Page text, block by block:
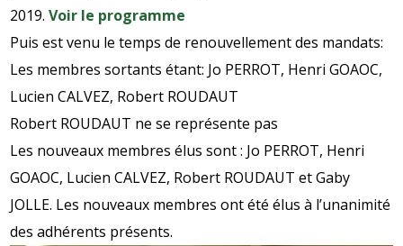
2019.Voir le programme
Puis est venu le temps de renouvellement des mandats:
Les membres sortants étant: Jo PERROT, Henri GOAOC,
Lucien CALVEZ, Robert ROUDAUT
Robert ROUDAUT ne se représente pas
Les nouveaux membres élus sont : Jo PERROT, Henri
GOAOC, Lucien CALVEZ, Robert ROUDAUT et Gaby
JOLLE. Les nouveaux membres ont été élus à l’unanimité
des adhérents présents.